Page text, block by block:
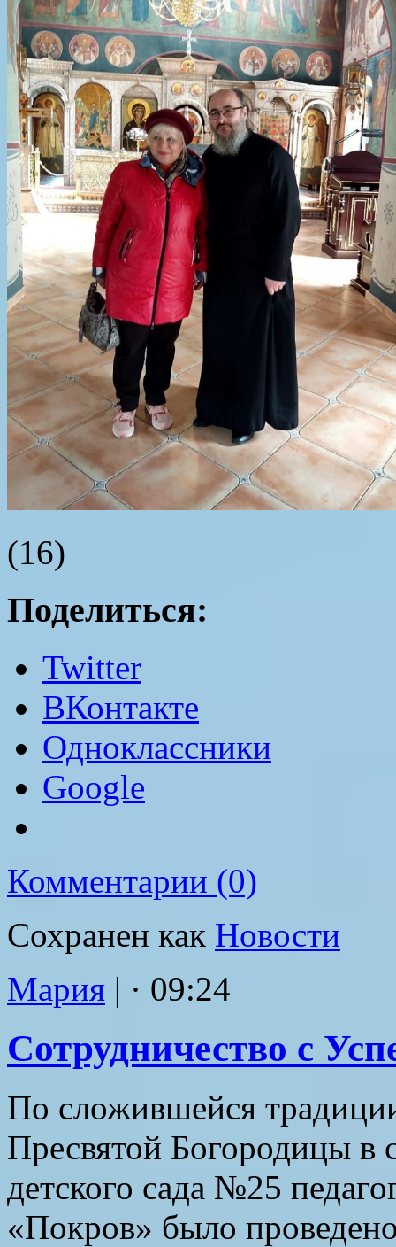
(16)
Поделиться:
Twitter
ВКонтакте
Одноклассники
Google
Комментарии (0)
Сохранен как Новости
Мария | · 09:24
Сотрудничество с
По сложившейся
Пресвятой Богородицы в
детского сада №25
«Покров» было